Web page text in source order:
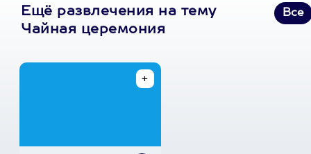
Ещё развлечения на тему
Чайная церемония
Все